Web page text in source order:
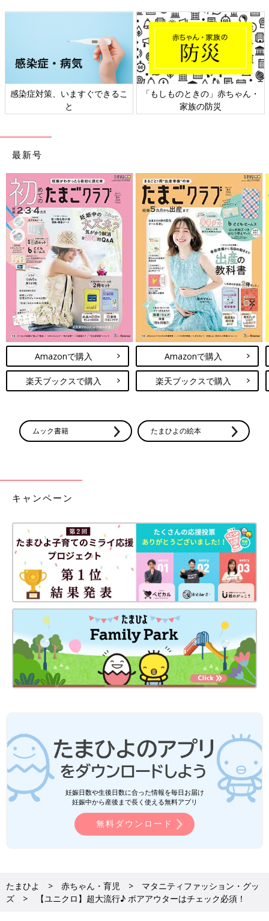
、いますぐできるこ
「もしものときの」赤ちゃん・
日本外来
最新号
Amazonで購入
楽天ブックスで購入
Amazonで購入
楽天ブックスで購入
ムック書籍 たまひよの絵本
キャンペーン
妊娠日数や生後日数に合った情報を毎日お届け
妊娠中から産後まで長く使える無料アプリ
無料ダウンロード
たまひよ 赤ちゃん・育児
マタニティファッション・グッ
ズ
【ユニクロ】超大流行♪ ボアアウターはチェック必須！